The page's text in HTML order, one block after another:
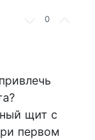
0
щит с
первом